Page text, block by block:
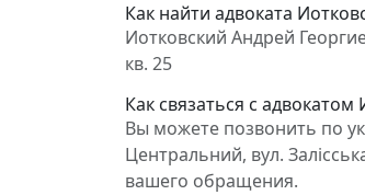
Как найти адвоката
Иотковский Андрей
кв. 25
Как связаться с
Вы можете позвонить по
Центральний, вул.
вашего обращения.